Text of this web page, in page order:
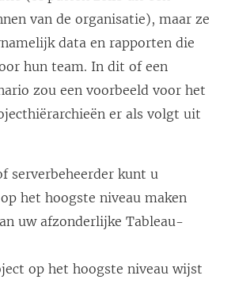
van de organisatie), maar ze
data en rapporten die
hun team. In dit of een
zou een voorbeeld voor het
er als volgt uit
serverbeheerder kunt u
het hoogste niveau maken
uw afzonderlijke Tableau-
op het hoogste niveau wijst